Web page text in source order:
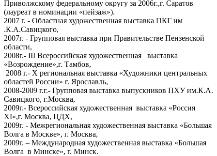
Приволжскому федеральному округу за 2006г.,г. Саратов
(лауреат в номинации «пейзаж»).
2007 г. - Областная художественная выставка ПКГ им
.К.А.Савицкого,
2007г. - Групповая выставка при Правительстве Пензенской
области,
2008г.- III Всероссийская художественная выставка
«Возрождение»,г. Тамбов,
2008 г.- Х региональная выставка «Художники центральных
областей России» г. Ярославль,
2008-2009 г.г.- Групповая выставка выпускников ПХУ им.К.А.
Савицкого, г.Москва,
2009г.- Всероссийская художественная выставка «Россия
ХI»,г. Москва, ЦДХ,
2009г. - Межрегиональная художественная выставка «Большая
Волга в Москве», г. Москва,
2009г. – Международная художественная выставка «Большая
Волга в Минске», г. Минск.